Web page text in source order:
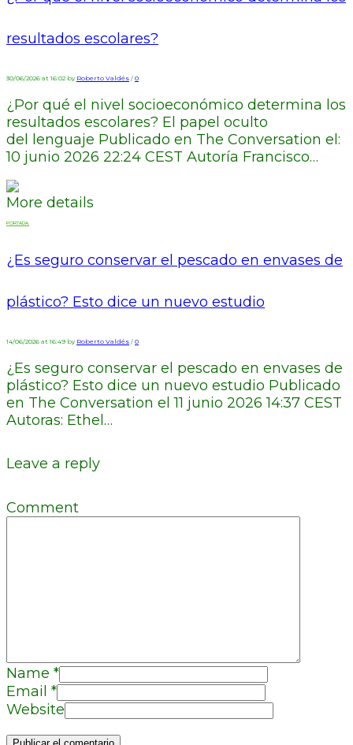
resultados escolares?
30/06/2026 at 16:02 by Roberto Valdés / 0
¿Por qué el nivel socioeconómico determina los
resultados escolares? El papel oculto
del lenguaje Publicado en The Conversation el:
10 junio 2026 22:24 CEST Autoría Francisco…
More details
PORTADA.
¿Es seguro conservar el pescado en envases de
plástico? Esto dice un nuevo estudio
14/06/2026 at 16:49 by Roberto Valdés / 0
¿Es seguro conservar el pescado en envases de
plástico? Esto dice un nuevo estudio Publicado
en The Conversation el 11 junio 2026 14:37 CEST
Autoras: Ethel…
Leave a reply
Comment
Name *
Email *
Website